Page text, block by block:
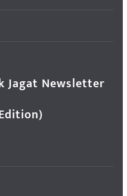
Jagat Newsletter